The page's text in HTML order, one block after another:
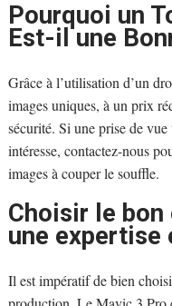
Pourquoi un
Est-il une
Grâce à l’utilisation d’un
images uniques, à un prix
sécurité. Si une prise de
intéresse, contactez-nous
images à couper le souffle.
Choisir le
une expertise
Il est impératif de bien